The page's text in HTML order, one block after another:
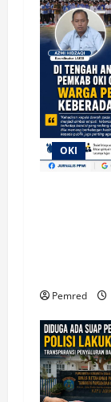
OKI
Pemred